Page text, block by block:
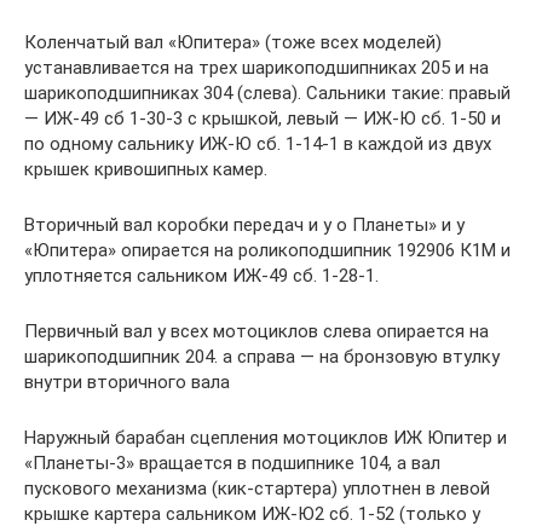
Коленчатый вал «Юпитера» (тоже всех моделей)
устанавливается на трех шарикоподшипниках 205 и на
шарикоподшипниках 304 (слева). Сальники такие: правый
— ИЖ-49 сб 1-30-3 с крышкой, левый — ИЖ-Ю сб. 1-50 и
по одному сальнику ИЖ-Ю сб. 1-14-1 в каждой из двух
крышек кривошипных камер.
Вторичный вал коробки передач и у о Планеты» и у
«Юпитера» опирается на роликоподшипник 192906 К1М и
уплотняется сальником ИЖ-49 сб. 1-28-1.
Первичный вал у всех мотоциклов слева опирается на
шарикоподшипник 204. а справа — на бронзовую втулку
внутри вторичного вала
Наружный барабан сцепления мотоциклов ИЖ Юпитер и
«Планеты-3» вращается в подшипнике 104, а вал
пускового механизма (кик-стартера) уплотнен в левой
крышке картера сальником ИЖ-Ю2 сб. 1-52 (только у